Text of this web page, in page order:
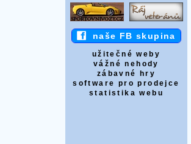
naše FB skupina
užitečné weby
vážné nehody
zábavné hry
software pro prodejce
statistika webu